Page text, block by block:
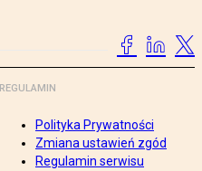
REGULAMIN
Polityka Prywatności
Zmiana ustawień zgód
Regulamin serwisu